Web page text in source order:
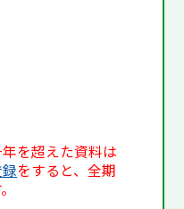
を超えた資料は
をすると、全期